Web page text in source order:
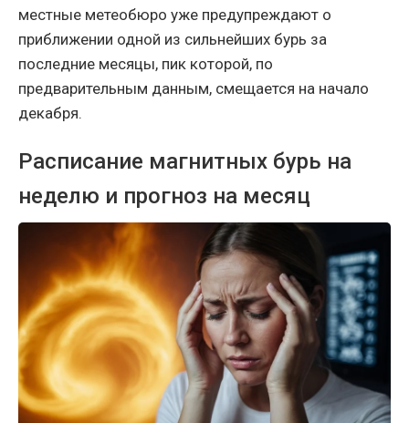
местные метеобюро уже предупреждают о
приближении одной из сильнейших бурь за
последние месяцы, пик которой, по
предварительным данным, смещается на начало
декабря.
Расписание магнитных бурь на
неделю и прогноз на месяц